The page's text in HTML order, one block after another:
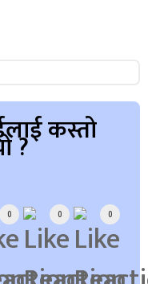
कस्तो
?
0 0 0